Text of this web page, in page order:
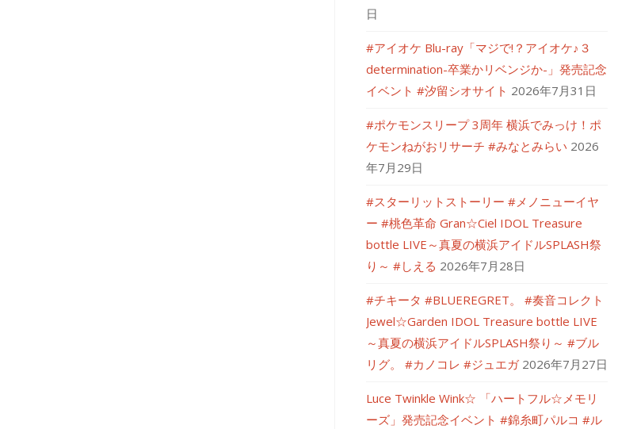
日
#アイオケ Blu-ray「マジで!？アイオケ♪３
determination-卒業かリベンジか-」発売記念
イベント #汐留シオサイト 2026年7月31日
#ポケモンスリープ 3周年 横浜でみっけ！ポ
ケモンねがおリサーチ #みなとみらい 2026
年7月29日
#スターリットストーリー #メノニューイヤ
ー #桃色革命 Gran☆Ciel IDOL Treasure
bottle LIVE～真夏の横浜アイドルSPLASH祭
り～ #しえる 2026年7月28日
#チキータ #BLUEREGRET。 #奏音コレクト
Jewel☆Garden IDOL Treasure bottle LIVE
～真夏の横浜アイドルSPLASH祭り～ #ブル
リグ。 #カノコレ #ジュエガ 2026年7月27日
Luce Twinkle Wink☆ 「ハートフル☆メモリ
ーズ」発売記念イベント #錦糸町パルコ #ル